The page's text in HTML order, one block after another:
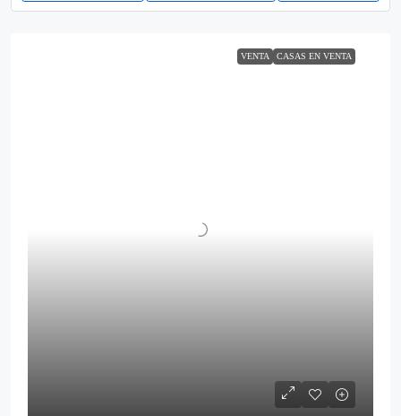
VENTA CASAS EN VENTA